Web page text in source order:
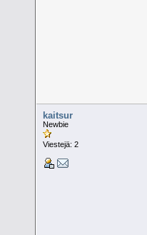
kaitsur
Newbie
Viestejä: 2